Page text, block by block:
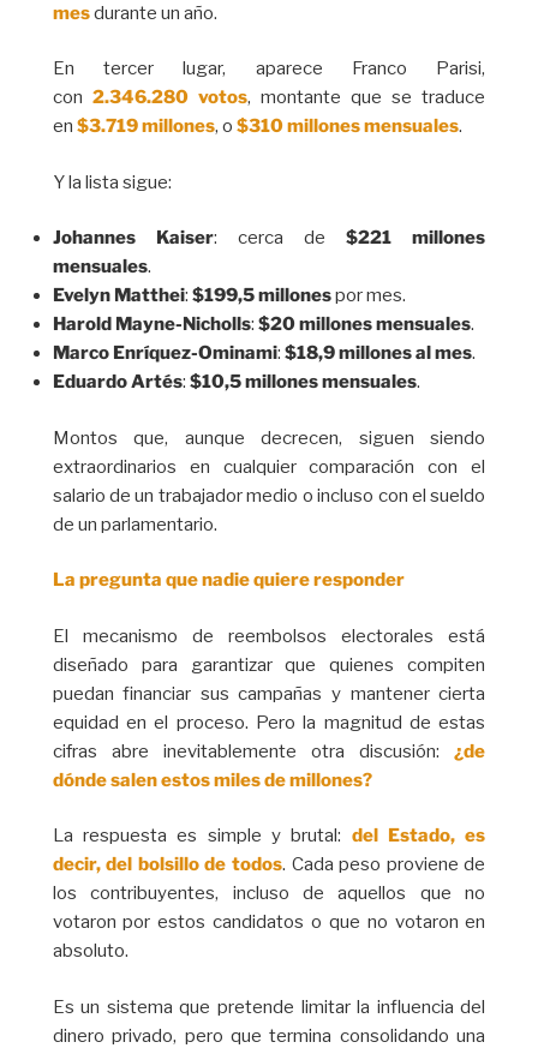
mesdurante un año.
En tercer lugar, aparece Franco Parisi,
con 2.346.280 votos, montante que se traduce
en $3.719 millones, o $310 millones mensuales.
Y la lista sigue:
Johannes Kaiser: cerca de$221 millones
mensuales.
Evelyn Matthei: $199,5 millonespor mes.
Harold Mayne-Nicholls: $20 millones mensuales.
Marco Enríquez-Ominami: $18,9 millones al mes.
Eduardo Artés: $10,5 millones mensuales.
Montos que, aunque decrecen, siguen siendo
extraordinarios en cualquier comparación con el
salario de un trabajador medio o incluso con el sueldo
de un parlamentario.
La pregunta que nadie quiere responder
El mecanismo de reembolsos electorales está
diseñado para garantizar que quienes compiten
puedan financiar sus campañas y mantener cierta
equidad en el proceso. Pero la magnitud de estas
cifras abre inevitablemente otra discusión:¿de
dónde salen estos miles de millones?
La respuesta es simple y brutal: del Estado, es
decir, del bolsillo de todos. Cada peso proviene de
los contribuyentes, incluso de aquellos que no
votaron por estos candidatos o que no votaron en
absoluto.
Es un sistema que pretende limitar la influencia del
dinero privado, pero que termina consolidando una